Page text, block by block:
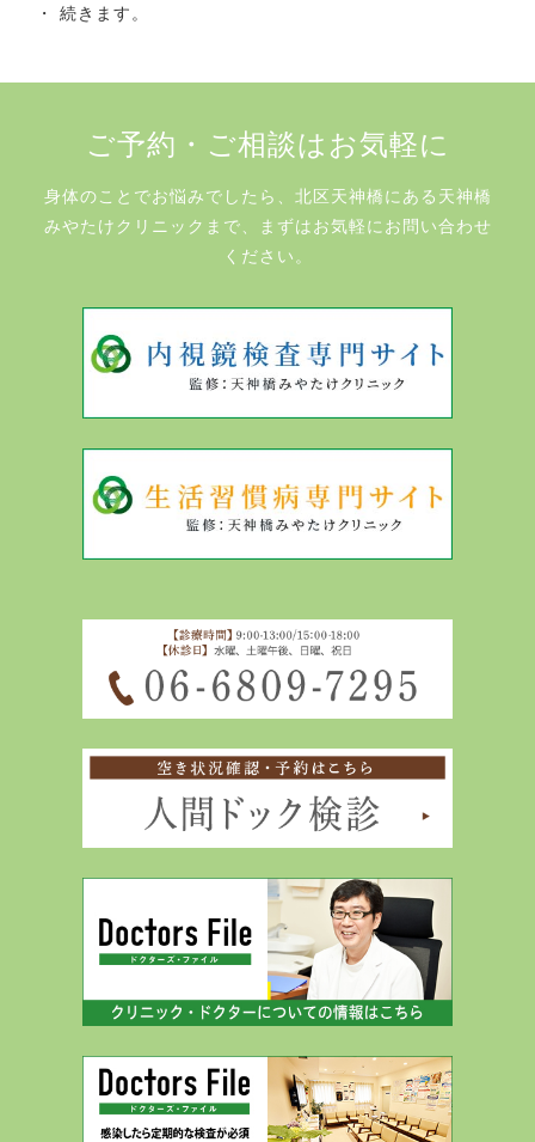
・ 続きます。
ご予約・ご相談はお気軽に
身体のことでお悩みでしたら、北区天神橋にある天神橋
みやたけクリニックまで、まずはお気軽にお問い合わせ
ください。